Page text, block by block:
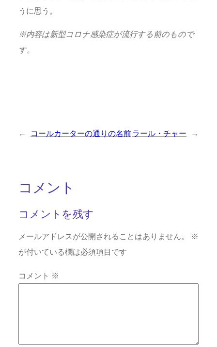
うに思う。
※内容は新型コロナ感染症が流行する前のもので
す。
← コールカーターの通りの名前ラール・チャー →
コメント
コメントを残す
メールアドレスが公開されることはありません。
※
が付いている欄は必須項目です
コメント ※